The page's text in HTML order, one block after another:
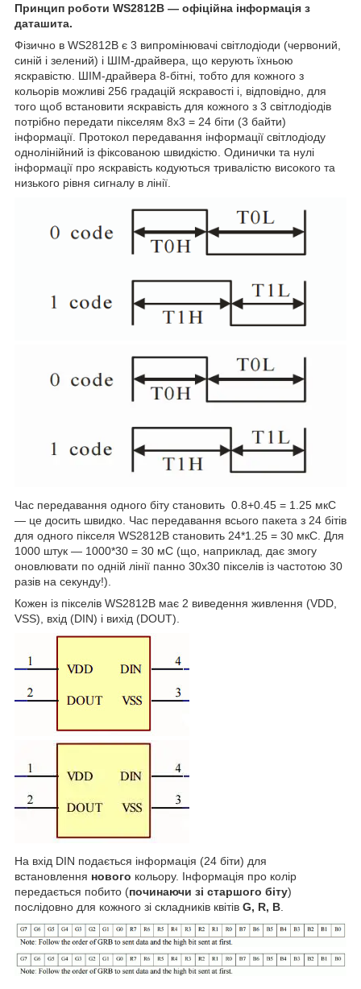
Принцип роботи WS2812B — офіційна інформація з
даташита.
Фізично в WS2812B є 3 випромінювачі світлодіоди (червоний,
синій і зелений) і ШІМ-драйвера, що керують їхньою
яскравістю. ШІМ-драйвера 8-бітні, тобто для кожного з
кольорів можливі 256 градацій яскравості і, відповідно, для
того щоб встановити яскравість для кожного з 3 світлодіодів
потрібно передати пікселям 8х3 = 24 біти (3 байти)
інформації. Протокол передавання інформації світлодіоду
однолінійний із фіксованою швидкістю. Одинички та нулі
інформації про яскравість кодуються тривалістю високого та
низького рівня сигналу в лінії.
Час передавання одного біту становить 0.8+0.45 = 1.25 мкС
— це досить швидко. Час передавання всього пакета з 24 бітів
для одного пікселя WS2812B становить 24*1.25 = 30 мкС. Для
1000 штук — 1000*30 = 30 мС (що, наприклад, дає змогу
оновлювати по одній лінії панно 30х30 пікселів із частотою 30
разів на секунду!).
Кожен із пікселів WS2812B має 2 виведення живлення (VDD,
VSS), вхід (DIN) і вихід (DOUT).
На вхід DIN подається інформація (24 біти) для
встановлення нового кольору. Інформація про колір
передається побито (починаючи зі старшого біту)
послідовно для кожного зі складників квітів G, R, B.